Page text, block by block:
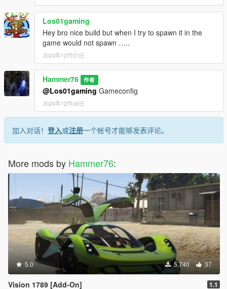
Los01gaming
Hey bro nice build but when I try to spawn it in the
game would not spawn …..
2024年12月07日
Hammer76 作者
@Los01gaming Gameconfig
2024年12月08日
加入对话！ 登入或注册一个帐号才能够发表评论。
More mods by Hammer76:
5.0 5,740 37
Vision 1789 [Add-On] 1.1